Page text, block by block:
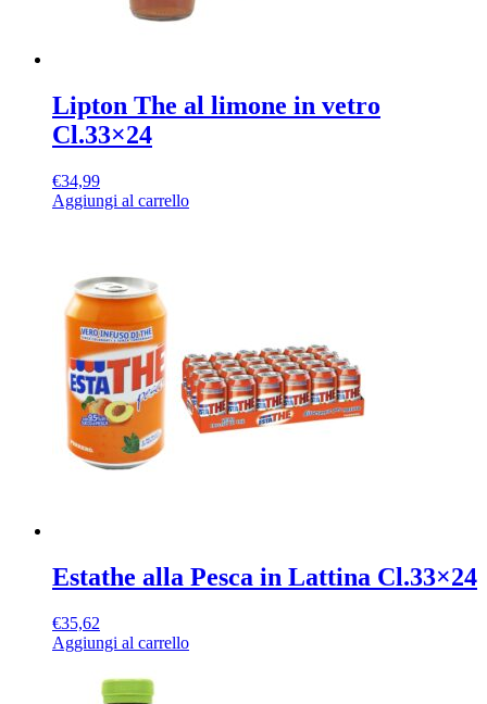
Lipton The al limone in vetro
Cl.33×24
€34,99
Aggiungi al carrello
Estathe alla Pesca in Lattina Cl.33×24
€35,62
Aggiungi al carrello